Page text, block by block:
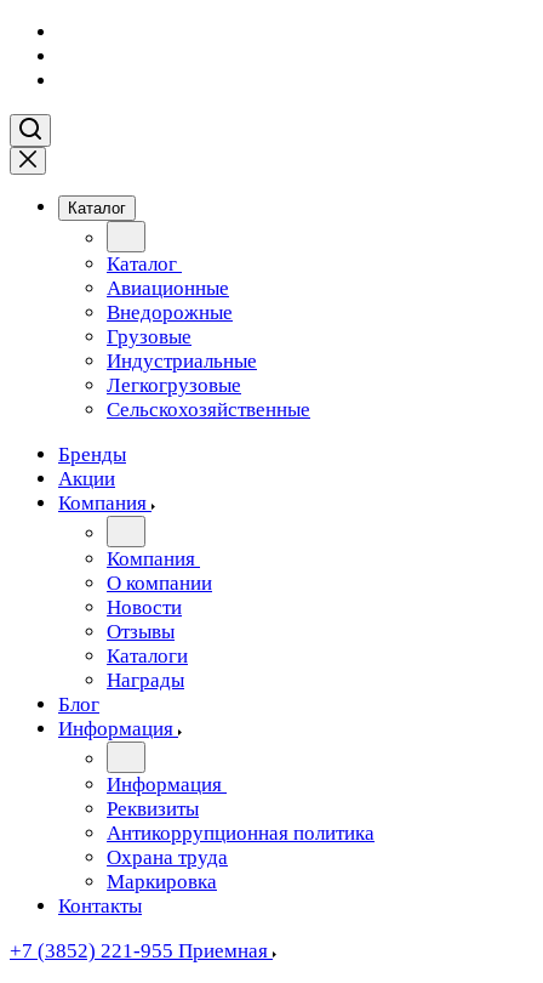
Каталог
Каталог
Авиационные
Внедорожные
Грузовые
Индустриальные
Легкогрузовые
Сельскохозяйственные
Бренды
Акции
Компания
Компания
О компании
Новости
Отзывы
Каталоги
Награды
Блог
Информация
Информация
Реквизиты
Антикоррупционная политика
Охрана труда
Маркировка
Контакты
+7 (3852) 221-955 Приемная